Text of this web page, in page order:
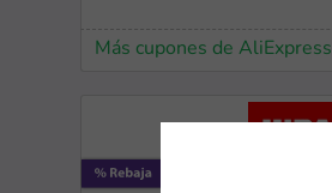
Más cupones de AliExpress